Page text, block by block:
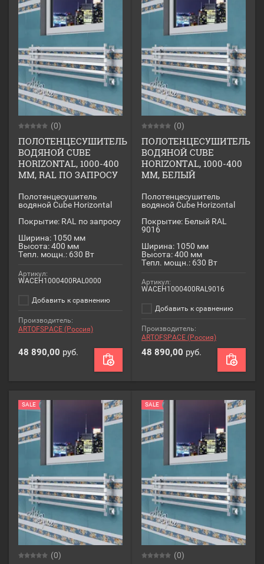
(0)
ПОЛОТЕНЦЕСУШИТЕЛЬ
ВОДЯНОЙ CUBE
HORIZONTAL, 1000-400
ММ, RAL ПО ЗАПРОСУ
Полотенцесушитель
водяной Cube Horizontal
Покрытие: RAL по запросу
Ширина: 1050 мм
Высота: 400 мм
Тепл. мощн.: 630 Вт
Артикул:
WACEH1000400RAL0000
Добавить к сравнению
Производитель:
ARTOFSPACE (Россия)
48 890,00 руб.
(0)
ПОЛОТЕНЦЕСУШИТЕЛЬ
ВОДЯНОЙ CUBE
HORIZONTAL, 1000-400
ММ, БЕЛЫЙ
Полотенцесушитель
водяной Cube Horizontal
Покрытие: Белый RAL
9016
Ширина: 1050 мм
Высота: 400 мм
Тепл. мощн.: 630 Вт
Артикул:
WACEH1000400RAL9016
Добавить к сравнению
Производитель:
ARTOFSPACE (Россия)
48 890,00 руб.
SALE
(0)
SALE
(0)